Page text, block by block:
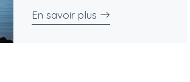
En savoir plus